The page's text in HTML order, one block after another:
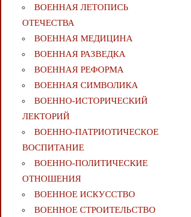
ВОЕННАЯ ЛЕТОПИСЬ
ОТЕЧЕСТВА
ВОЕННАЯ МЕДИЦИНА
ВОЕННАЯ РАЗВЕДКА
ВОЕННАЯ РЕФОРМА
ВОЕННАЯ СИМВОЛИКА
ВОЕННО-ИСТОРИЧЕСКИЙ
ЛЕКТОРИЙ
ВОЕННО-ПАТРИОТИЧЕСКОЕ
ВОСПИТАНИЕ
ВОЕННО-ПОЛИТИЧЕСКИE
ОТНОШЕНИЯ
ВОЕННОЕ ИСКУССТВО
ВОЕННОЕ СТРОИТЕЛЬСТВО